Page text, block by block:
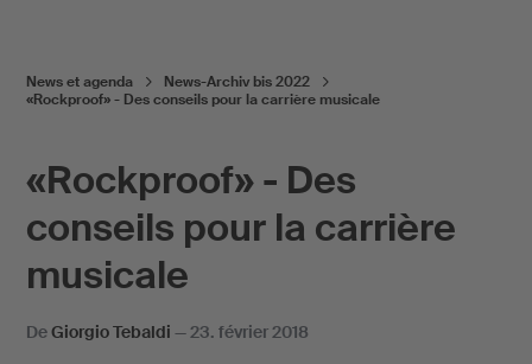
«Rockproof» - Des
conseils pour la carrière
musicale
News et agenda
News-Archiv bis 2022
«Rockproof» - Des conseils pour la carrière musicale
DeGiorgio Tebaldi —23. février 2018